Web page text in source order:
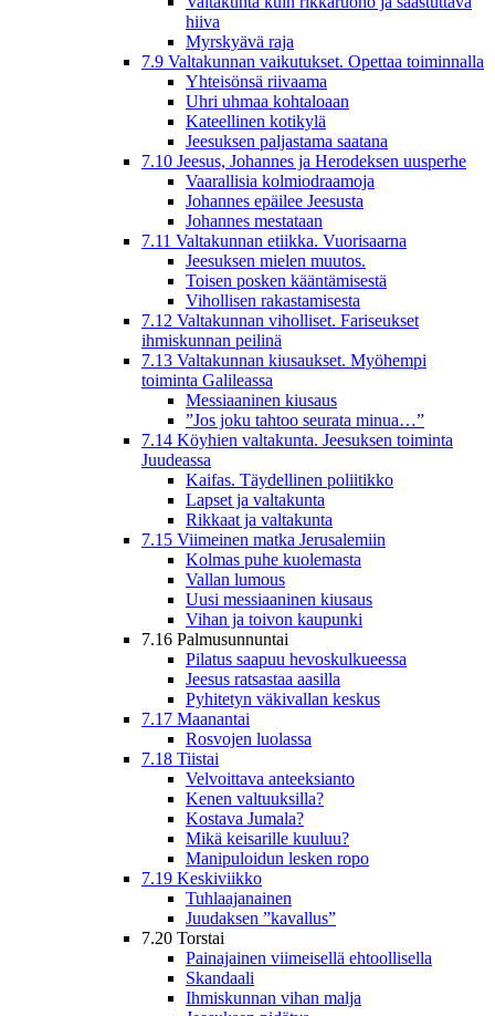
hiiva
Myrskyävä raja
7.9 Valtakunnan vaikutukset. Opettaa toiminnalla
Yhteisönsä riivaama
Uhri uhmaa kohtaloaan
Kateellinen kotikylä
Jeesuksen paljastama saatana
7.10 Jeesus, Johannes ja Herodeksen uusperhe
Vaarallisia kolmiodraamoja
Johannes epäilee Jeesusta
Johannes mestataan
7.11 Valtakunnan etiikka. Vuorisaarna
Jeesuksen mielen muutos.
Toisen posken kääntämisestä
Vihollisen rakastamisesta
7.12 Valtakunnan viholliset. Fariseukset
ihmiskunnan peilinä
7.13 Valtakunnan kiusaukset. Myöhempi
toiminta Galileassa
Messiaaninen kiusaus
”Jos joku tahtoo seurata minua…”
7.14 Köyhien valtakunta. Jeesuksen toiminta
Juudeassa
Kaifas. Täydellinen poliitikko
Lapset ja valtakunta
Rikkaat ja valtakunta
7.15 Viimeinen matka Jerusalemiin
Kolmas puhe kuolemasta
Vallan lumous
Uusi messiaaninen kiusaus
Vihan ja toivon kaupunki
7.16 Palmusunnuntai
Pilatus saapuu hevoskulkueessa
Jeesus ratsastaa aasilla
Pyhitetyn väkivallan keskus
7.17 Maanantai
Rosvojen luolassa
7.18 Tiistai
Velvoittava anteeksianto
Kenen valtuuksilla?
Kostava Jumala?
Mikä keisarille kuuluu?
Manipuloidun lesken ropo
7.19 Keskiviikko
Tuhlaajanainen
Juudaksen ”kavallus”
7.20 Torstai
Painajainen viimeisellä ehtoollisella
Skandaali
Ihmiskunnan vihan malja